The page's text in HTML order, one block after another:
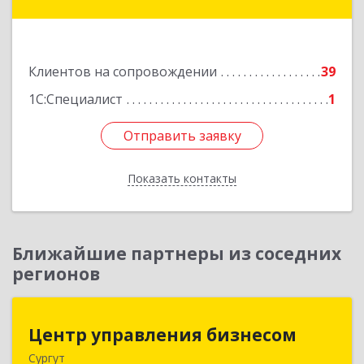
Клиентов на сопровождении
39
1С:Специалист
1
Отправить заявку
Показать контакты
Отправить заявку
Назад
Ближайшие партнеры из соседних
регионов
Центр управления бизнесом
Сургут
Центр управления бизнесом